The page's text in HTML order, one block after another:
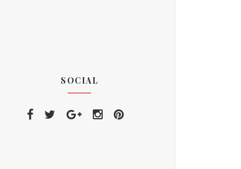
SOCIAL